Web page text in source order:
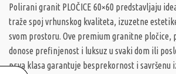
Polirani granit PLOČICE 60×60 predstavljaju
traže spoj vrhunskog kvaliteta, izuzetne
svom prostoru. Ove premium granitne pločice,
donose prefinjenost i luksuz u svaki dom ili
prva klasa garantuje besprekornost i savršenu